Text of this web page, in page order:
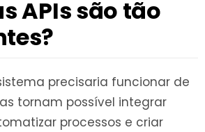
APIs são tão
precisaria funcionar de
tornam possível integrar
processos e criar